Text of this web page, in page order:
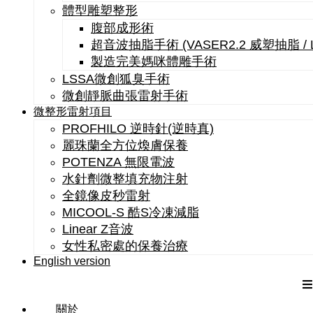
體型雕塑整形
腹部成形術
超音波抽脂手術 (VASER2.2 威塑抽脂 /
製造完美媽咪體雕手術
LSSA微創狐臭手術
微創靜脈曲張雷射手術
微整形雷射項目
PROFHILO 逆時針(逆時真)
麗珠蘭全方位煥膚保養
POTENZA 無限電波
水針劑微整填充物注射
全鏡像皮秒雷射
MICOOL-S 酷S冷凍減脂
Linear Z音波
女性私密處的保養治療
English version
關於